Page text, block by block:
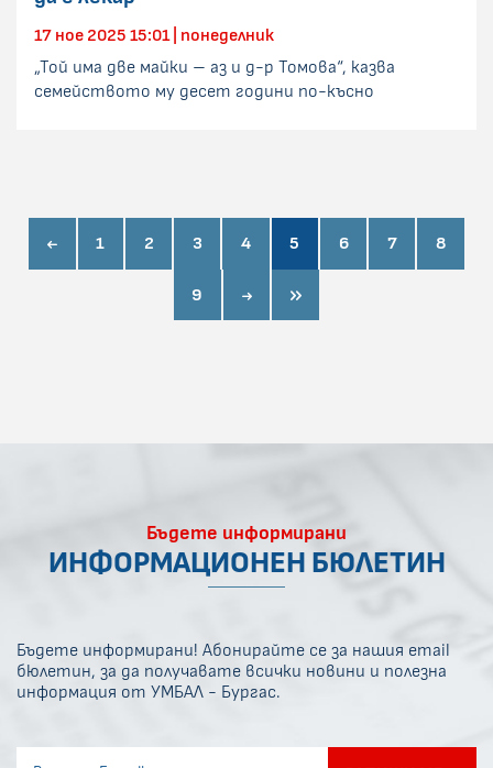
17 ное 2025 15:01 | понеделник
„Той има две майки – аз и д-р Томова“, казва
семейството му десет години по-късно
prev page
1 2 3 4 5 6 7 8
9 next pagelast page
Бъдете информирани
ИНФОРМАЦИОНЕН БЮЛЕТИН
Бъдете информирани! Абонирайте се за нашия email
бюлетин, за да получавате всички новини и полезна
информация от УМБАЛ - Бургас.